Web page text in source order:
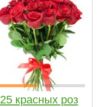
25 красных роз